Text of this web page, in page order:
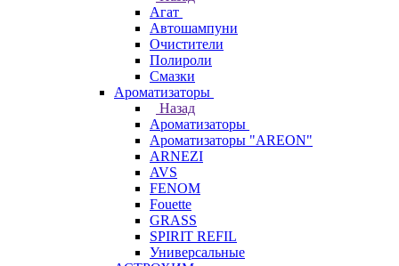
Агат
Автошампуни
Очистители
Полироли
Смазки
Ароматизаторы
Назад
Ароматизаторы
Ароматизаторы "AREON"
ARNEZI
AVS
FENOM
Fouette
GRASS
SPIRIT REFIL
Универсальные